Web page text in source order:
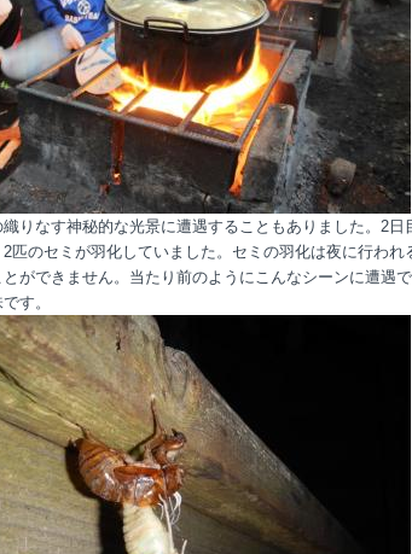
りなす神秘的な光景に遭遇することもありました。2日
匹のセミが羽化していました。セミの羽化は夜に行われ
ができません。当たり前のようにこんなシーンに遭遇
す。